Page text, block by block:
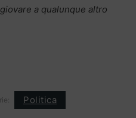
a qualunque altro
Politica